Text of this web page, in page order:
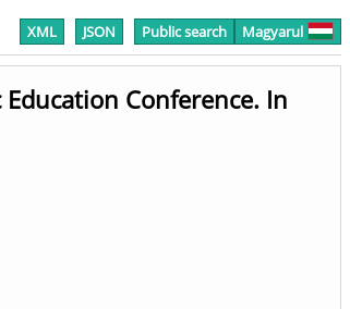
XML JSON Public search Magyarul
Conference. In